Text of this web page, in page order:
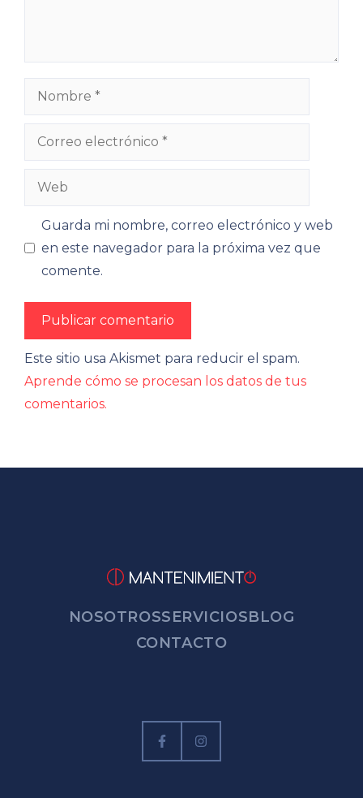
Nombre
Correo
Web
Guarda mi nombre, correo electrónico y web
en este navegador para la próxima vez que
comente.
Este sitio usa Akismet para reducir el spam.
Aprende cómo se procesan los datos de tus
comentarios.
NOSOTROSSERVICIOSBLOG
CONTACTO